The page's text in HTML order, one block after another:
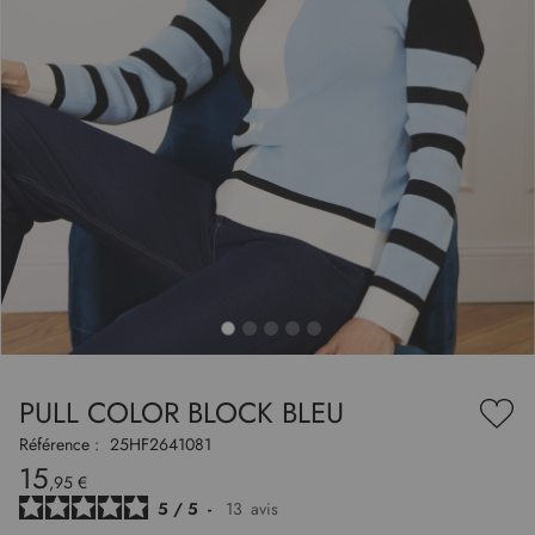
PULL COLOR BLOCK BLEU
à
Référence : 25HF2641081
15,95 €
5 / 5 - 13 avis